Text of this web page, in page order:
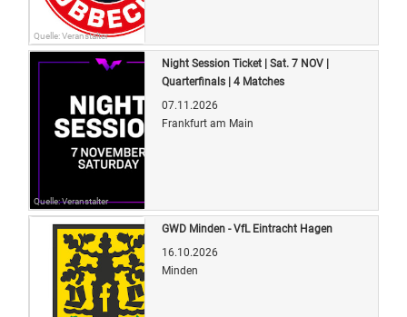
Quelle: Veranstalter
Quelle: Veranstalter
Night Session Ticket | Sat. 7 NOV |
Quarterfinals | 4 Matches
07.11.2026
Frankfurt am Main
GWD Minden - VfL Eintracht Hagen
16.10.2026
Minden